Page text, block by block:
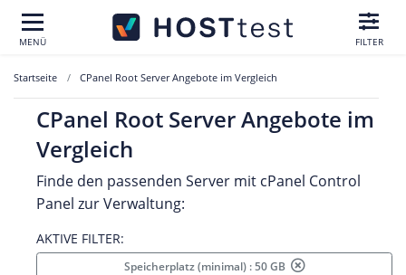
MENÜ FILTER
Startseite CPanel Root Server Angebote im Vergleich
CPanel Root Server Angebote im
Vergleich
Finde den passenden Server mit cPanel Control
Panel zur Verwaltung:
AKTIVE FILTER:
Speicherplatz (minimal) : 50 GB